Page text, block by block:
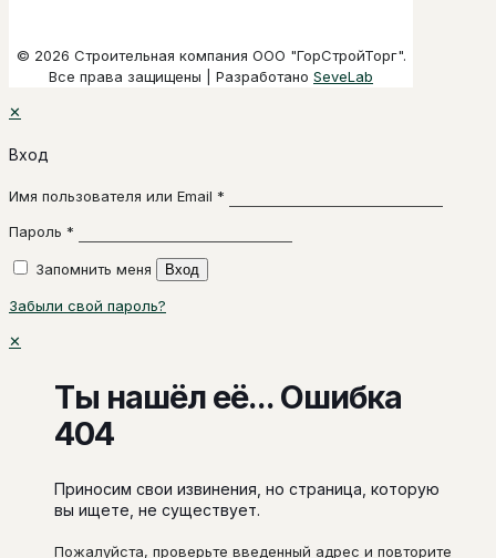
© 2026 Строительная компания ООО "ГорСтройТорг".
Все права защищены | Разработано SeveLab
✕
Вход
Имя пользователя или Email *
Пароль *
Запомнить меня Вход
Забыли свой пароль?
✕